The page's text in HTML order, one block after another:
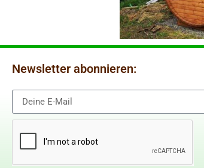
Newsletter abonnieren: